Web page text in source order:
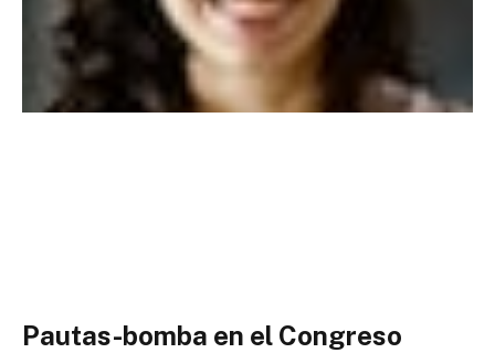
Pautas-bomba en el Congreso